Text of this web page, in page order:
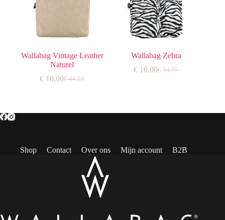
Wallabag Vintage Leather
Naturel
€44,95
Oorspronkelijke
€ 10,00Huidige
Wallabag Zebra
€34,95
Oorspronkelijke
€ 10,00Huidige
Shop Contact Over ons Mijn account B2B